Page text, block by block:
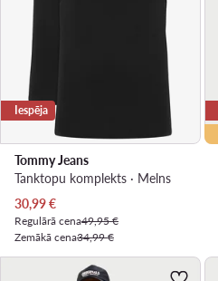
Iespēja
Tommy Jeans
Tanktopu komplekts · Melns
Pašreizējā cena
30,99€
Regulārā cena49,95 €
Zemākā cena34,99 €